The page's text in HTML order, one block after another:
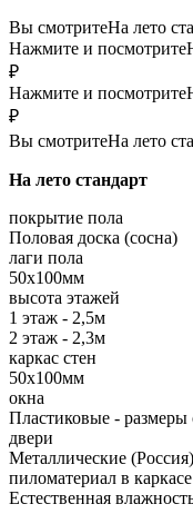
Вы смотритеНа лето
Нажмите и посмотрите
₽
Нажмите и посмотрите
₽
Вы смотритеНа лето
На лето стандарт
покрытие пола
Половая доска (сосна)
лаги пола
50х100мм
высота этажей
1 этаж - 2,5м
2 этаж - 2,3м
каркас стен
50х100мм
окна
Пластиковые - размеры
двери
Металлические (Россия)
пиломатериал в
Естественная